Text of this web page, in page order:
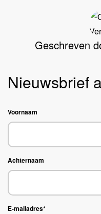
Geschreven
Nieuwsbrief
Voornaam
Achternaam
E-mailadres*